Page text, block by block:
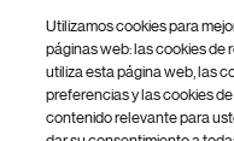
Footer Site Search
Utilizamos cookies para
páginas web: las cookies de
utiliza esta página web, las
preferencias y las cookies
contenido relevante para